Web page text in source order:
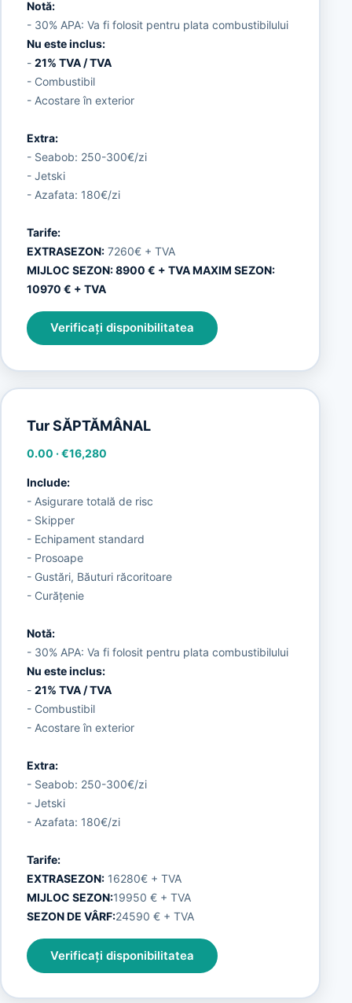
Notă:
- 30% APA: Va fi folosit pentru plata combustibilului
Nu este inclus:
- 21% TVA / TVA
- Combustibil
- Acostare în exterior
Extra:
- Seabob: 250-300€/zi
- Jetski
- Azafata: 180€/zi
Tarife:
EXTRASEZON:7260€ + TVA
MIJLOC SEZON: 8900 € + TVA MAXIM SEZON:
10970 € + TVA
Verificați disponibilitatea
Tur SĂPTĂMÂNAL
0.00 ·€16,280
Include:
- Asigurare totală de risc
- Skipper
- Echipament standard
- Prosoape
- Gustări, Băuturi răcoritoare
- Curățenie
Notă:
- 30% APA: Va fi folosit pentru plata combustibilului
Nu este inclus:
- 21% TVA / TVA
- Combustibil
- Acostare în exterior
Extra:
- Seabob: 250-300€/zi
- Jetski
- Azafata: 180€/zi
Tarife:
EXTRASEZON:16280€ + TVA
MIJLOC SEZON:19950 € + TVA
SEZON DE VÂRF:24590 € + TVA
Verificați disponibilitatea